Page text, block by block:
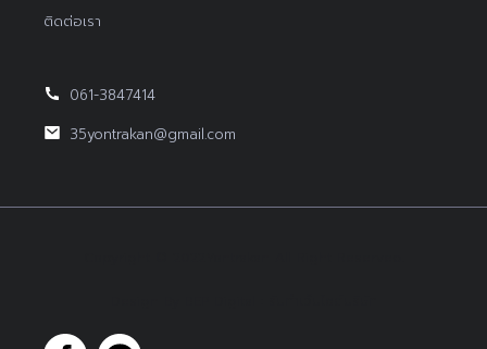
ติดต่อเรา
061-3847414
35yontrakan@gmail.com